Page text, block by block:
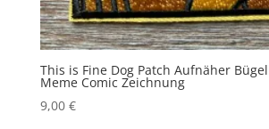
This is Fine Dog Patch Aufnäher
Meme Comic Zeichnung
9,00 €